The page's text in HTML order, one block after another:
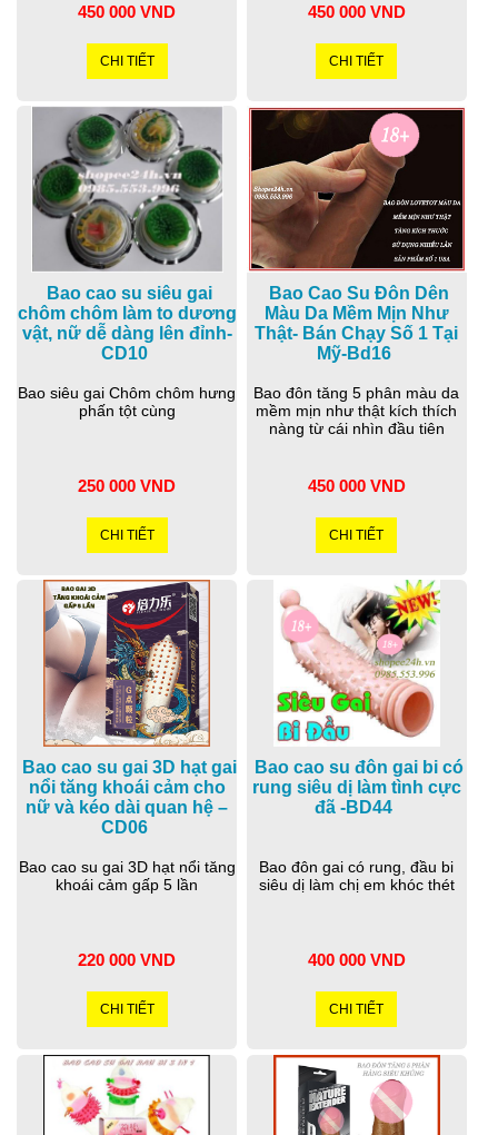
450 000 VND
CHI TIẾT
450 000 VND
CHI TIẾT
Bao cao su siêu gai
chôm chôm làm to dương
vật, nữ dễ dàng lên đỉnh-
CD10
Bao siêu gai Chôm chôm hưng
phấn tột cùng
250 000 VND
CHI TIẾT
Bao Cao Su Đôn Dên
Màu Da Mềm Mịn Như
Thật- Bán Chạy Số 1 Tại
Mỹ-Bd16
Bao đôn tăng 5 phân màu da
mềm mịn như thật kích thích
nàng từ cái nhìn đầu tiên
450 000 VND
CHI TIẾT
Bao cao su gai 3D hạt gai
nổi tăng khoái cảm cho
nữ và kéo dài quan hệ –
CD06
Bao cao su gai 3D hạt nổi tăng
khoái cảm gấp 5 lần
220 000 VND
CHI TIẾT
Bao cao su đôn gai bi có
rung siêu dị làm tình cực
đã -BD44
Bao đôn gai có rung, đầu bi
siêu dị làm chị em khóc thét
400 000 VND
CHI TIẾT